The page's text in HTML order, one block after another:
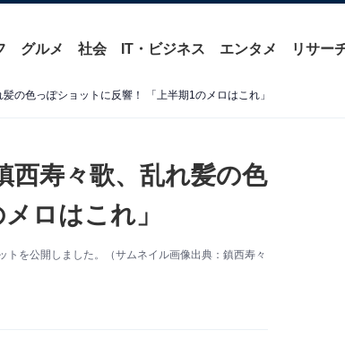
グルメ 社会 IT・ビジネス エンタメ リサー
の色っぽショットに反響！ 「上半期1のメロはこれ」
西寿々歌、乱れ髪の色
ロはこれ」
を公開しました。（サムネイル画像出典：鎮西寿々